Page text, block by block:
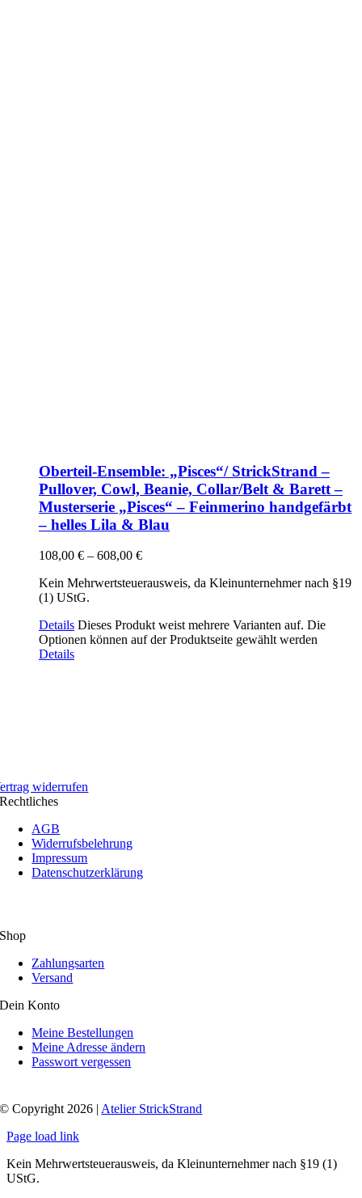
Oberteil-Ensemble: „Pisces“/ StrickStrand –
Pullover, Cowl, Beanie, Collar/Belt & Barett –
Musterserie „Pisces“ – Feinmerino handgefärbt
– helles Lila & Blau
108,00 € – 608,00 €
Kein Mehrwertsteuerausweis, da Kleinunternehmer nach §19
(1) UStG.
Details Dieses Produkt weist mehrere Varianten auf. Die
Optionen können auf der Produktseite gewählt werden
Details
widerrufen
Rechtliches
AGB
Widerrufsbelehrung
Impressum
Datenschutzerklärung
Shop
Zahlungsarten
Versand
Dein Konto
Meine Bestellungen
Meine Adresse ändern
Passwort vergessen
© Copyright 2026 |Atelier StrickStrand
Page load link
Kein Mehrwertsteuerausweis, da Kleinunternehmer nach §19 (1)
UStG.